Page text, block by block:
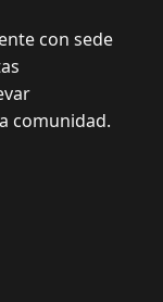
con sede
comunidad.